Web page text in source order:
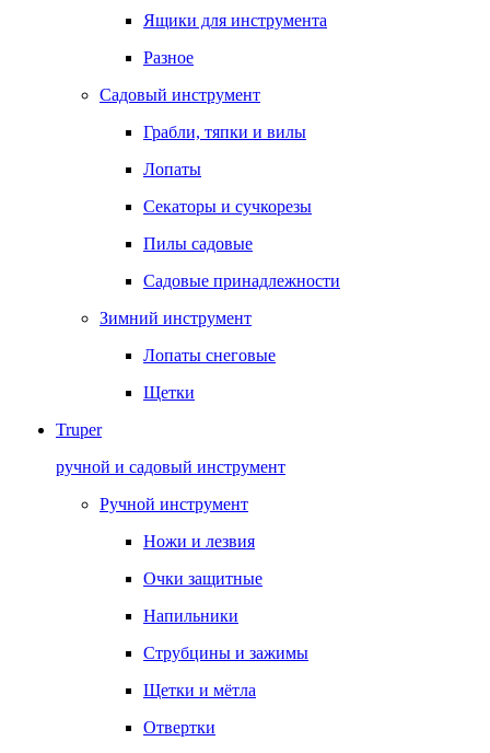
Ящики для инструмента
Разное
Садовый инструмент
Грабли, тяпки и вилы
Лопаты
Секаторы и сучкорезы
Пилы садовые
Садовые принадлежности
Зимний инструмент
Лопаты снеговые
Щетки
Truper
ручной и садовый инструмент
Ручной инструмент
Ножи и лезвия
Очки защитные
Напильники
Струбцины и зажимы
Щетки и мётла
Отвертки